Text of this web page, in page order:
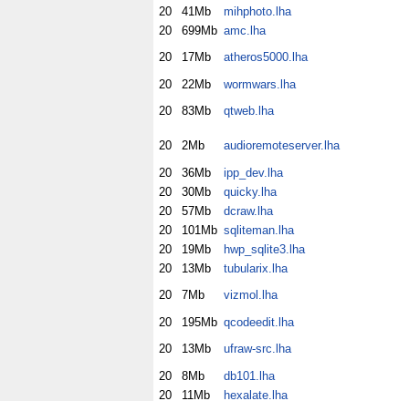
20
41Mb
mihphoto.lha
20
699Mb amc.lha
20
17Mb
atheros5000.lha
20
22Mb
wormwars.lha
20
83Mb qtweb.lha
20 2Mb
audioremoteserver.lha
20
36Mb
ipp_dev.lha
20
30Mb
quicky.lha
20
57Mb
dcraw.lha
20
101Mb sqliteman.lha
20
19Mb
hwp_sqlite3.lha
20
13Mb
tubularix.lha
20
7Mb
vizmol.lha
20
195Mb qcodeedit.lha
20
13Mb
ufraw-src.lha
20
8Mb
db101.lha
20
11Mb
hexalate.lha